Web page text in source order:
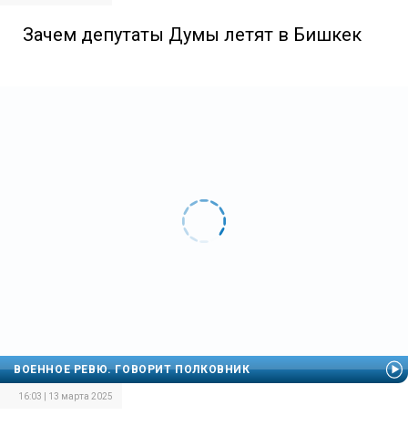
Зачем депутаты Думы летят в Бишкек
ВОЕННОЕ РЕВЮ. ГОВОРИТ ПОЛКОВНИК
16:03 | 13 марта 2025